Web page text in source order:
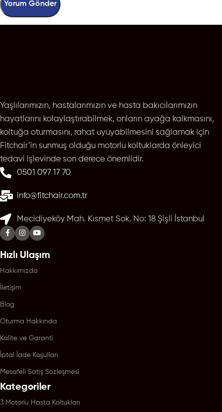
Yaşlılarımızın, hastalarımızın ve hasta bakıcılarımızın
hayatlarını kolaylaştırabilmek, onların ayağa kalkmasını,
koltuğa oturmasını, rahat uyuyabilmesini sağlamak için
Fitchair’in sunmuş olduğu motorlu koltuklarda önleyici
tedavi işlevinde son derece önemlidir.
0501 097 17 70
info@fitchair.com.tr
Mecidiyeköy Mah. Kısmet Sok. No: 18 Şişli İstanbul
Hızlı Ulaşım
Hakkımızda
İletişim
Blog
Oturma Hakkında
Kalite ve Garanti
İptal İade Koşulları
Mesafeli Satış Sözleşmesi
Kategoriler
3 Motorlu Hasta Koltukları